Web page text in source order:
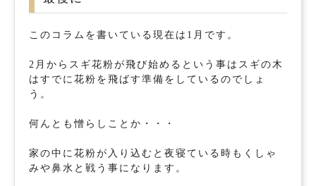
このコラムを書いている現在は1月です。
2月からスギ花粉が飛び始めるという事はスギの木
はすでに花粉を飛ばす準備をしているのでしょ
う。
何んとも憎らしことか・・・
家の中に花粉が入り込むと夜寝ている時もくしゃ
みや鼻水と戦う事になります。